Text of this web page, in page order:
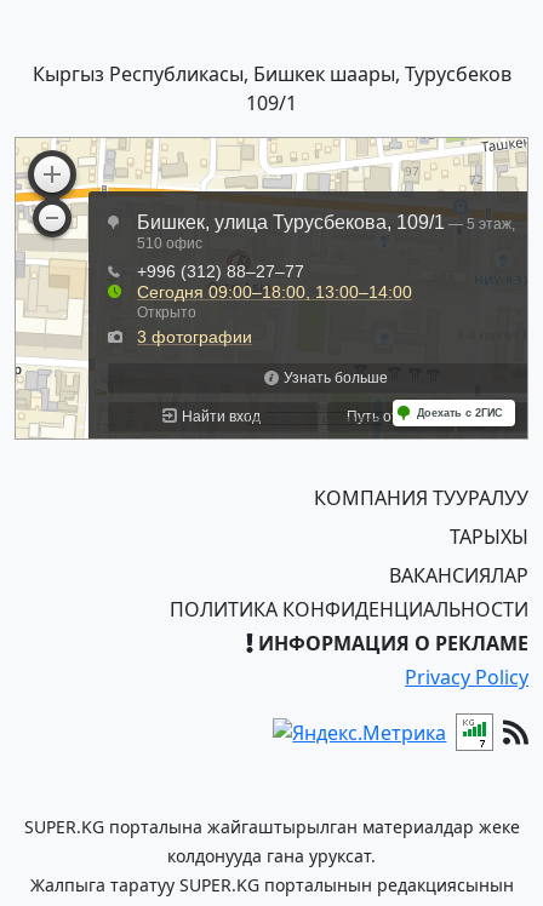
Кыргыз Республикасы, Бишкек шаары, Турусбеков
109/1
КОМПАНИЯ ТУУРАЛУУ
ТАРЫХЫ
ВАКАНСИЯЛАР
ПОЛИТИКА КОНФИДЕНЦИАЛЬНОСТИ
ИНФОРМАЦИЯ О РЕКЛАМЕ
Privacy Policy
SUPER.KG порталына жайгаштырылган материалдар жеке
колдонууда гана уруксат.
Жалпыга таратуу SUPER.KG порталынын редакциясынын